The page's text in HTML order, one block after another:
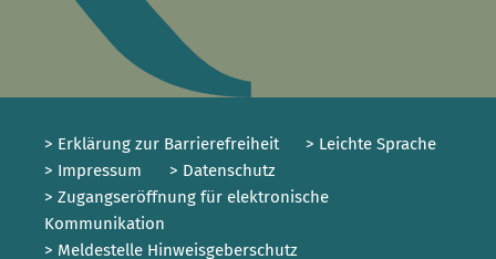
> Erklärung zur Barrierefreiheit
> Leichte Sprache
> Impressum
> Datenschutz
> Zugangseröffnung für elektronische
Kommunikation
> Meldestelle Hinweisgeberschutz